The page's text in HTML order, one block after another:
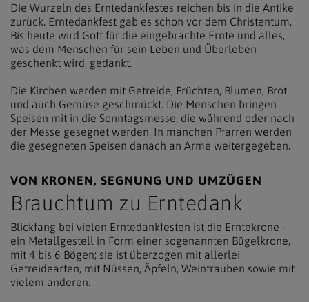
Die Wurzeln des Erntedankfestes reichen bis in die Antike
zurück. Erntedankfest gab es schon vor dem Christentum.
Bis heute wird Gott für die eingebrachte Ernte und alles,
was dem Menschen für sein Leben und Überleben
geschenkt wird, gedankt.
Die Kirchen werden mit Getreide, Früchten, Blumen, Brot
und auch Gemüse geschmückt. Die Menschen bringen
Speisen mit in die Sonntagsmesse, die während oder nach
der Messe gesegnet werden. In manchen Pfarren werden
die gesegneten Speisen danach an Arme weitergegeben.
VON KRONEN, SEGNUNG UND UMZÜGEN
Brauchtum zu Erntedank
Blickfang bei vielen Erntedankfesten ist die Erntekrone -
ein Metallgestell in Form einer sogenannten Bügelkrone,
mit 4 bis 6 Bögen; sie ist überzogen mit allerlei
Getreidearten, mit Nüssen, Äpfeln, Weintrauben sowie mit
vielem anderen.